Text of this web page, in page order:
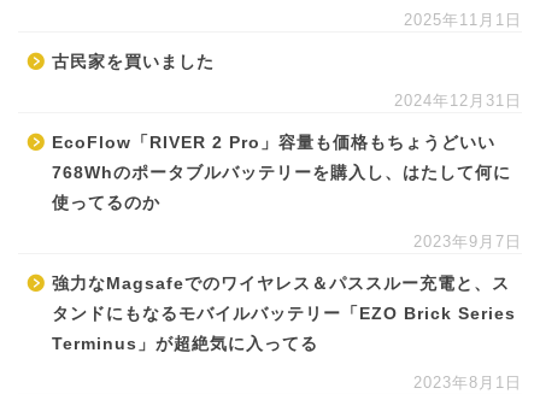
2025年11月1日
古民家を買いました
2024年12月31日
EcoFlow「RIVER 2 Pro」容量も価格もちょうどいい
768Whのポータブルバッテリーを購入し、はたして何に
使ってるのか
2023年9月7日
強力なMagsafeでのワイヤレス＆パススルー充電と、ス
タンドにもなるモバイルバッテリー「EZO Brick Series
Terminus」が超絶気に入ってる
2023年8月1日